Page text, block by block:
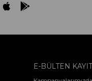
E-BÜLTEN KAYIT